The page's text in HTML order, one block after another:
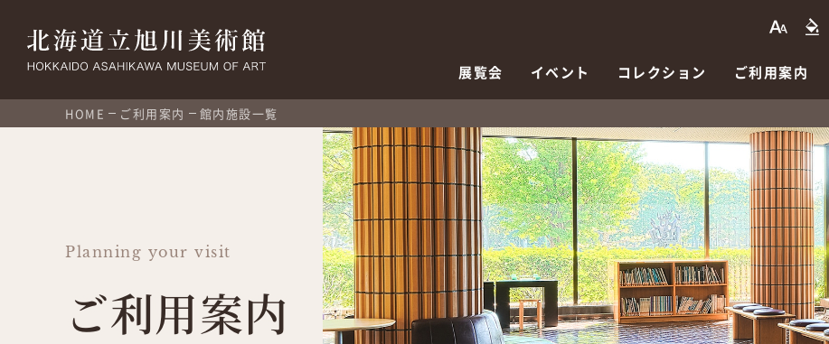
展覧会 イベント コレクション ご利用案内
HOME ご利用案内 館内施設一覧
Planning your visit
ご利用案内